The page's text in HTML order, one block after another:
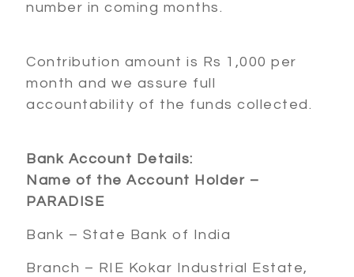
number in coming months.
Contribution amount is Rs 1,000 per
month and we assure full
accountability of the funds collected.
Bank Account Details:
Name of the Account Holder –
PARADISE
Bank – State Bank of India
Branch – RIE Kokar Industrial Estate,